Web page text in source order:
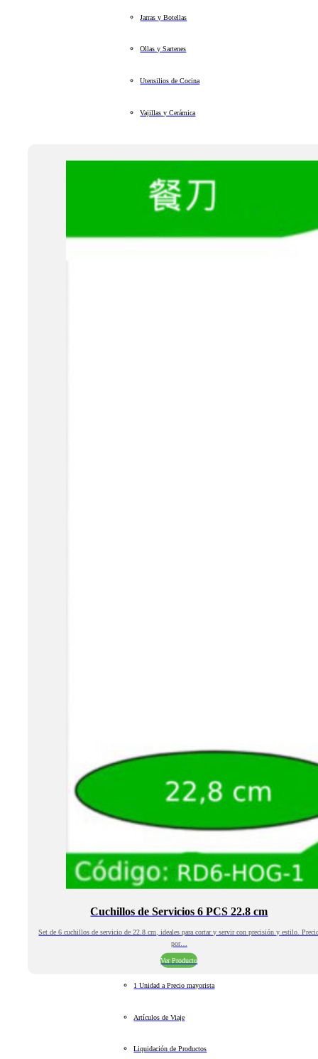
Jarras y Botellas
Ollas y Sartenes
Utensilios de Cocina
Vajillas y Cerámica
Cuchillos de Servicios 6 PCS 22.8 cm
Set de 6 cuchillos de servicio de 22.8 cm, ideales para cortar y servir con precisión y estilo.
por…
Ver Producto
1 Unidad a Precio mayorista
Artículos de Viaje
Liquidación de Productos